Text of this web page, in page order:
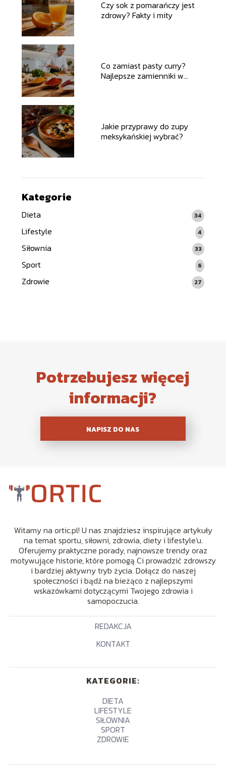
Czy sok z pomarańczy jest
zdrowy? Fakty i mity
Co zamiast pasty curry?
Najlepsze zamienniki w
Jakie przyprawy do zupy
meksykańskiej wybrać?
Kategorie
Dieta 34
Lifestyle 4
Siłownia 33
Sport 6
Zdrowie 27
Potrzebujesz więcej
informacji?
NAPISZ DO NAS
Witamy na ortic.pl! U nas znajdziesz inspirujące artykuły
na temat sportu, siłowni, zdrowia, diety i lifestyle'u.
Oferujemy praktyczne porady, najnowsze trendy oraz
motywujące historie, które pomogą Ci prowadzić zdrowszy
i bardziej aktywny tryb życia. Dołącz do naszej
społeczności i bądź na bieżąco z najlepszymi
wskazówkami dotyczącymi Twojego zdrowia i
samopoczucia.
REDAKCJA
KONTAKT
KATEGORIE:
DIETA
LIFESTYLE
SIŁOWNIA
SPORT
ZDROWIE